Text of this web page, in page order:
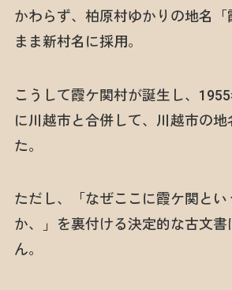
かわらず、柏原村ゆかりの地名「
まま新村名に採用。
こうして霞ケ関村が誕生し、1955
に川越市と合併して、川越市の地
た。
ただし、「なぜここに霞ケ関とい
か、」を裏付ける決定的な古文
ん。